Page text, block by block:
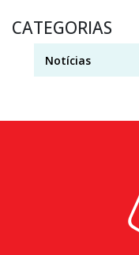
CATEGORIAS
Notícias